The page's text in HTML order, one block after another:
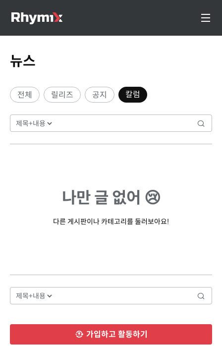
뉴스
전체 릴리즈 공지 칼럼
나만 글 없어 😢
다른 게시판이나 카테고리를 둘러보아요!
가입하고 활동하기